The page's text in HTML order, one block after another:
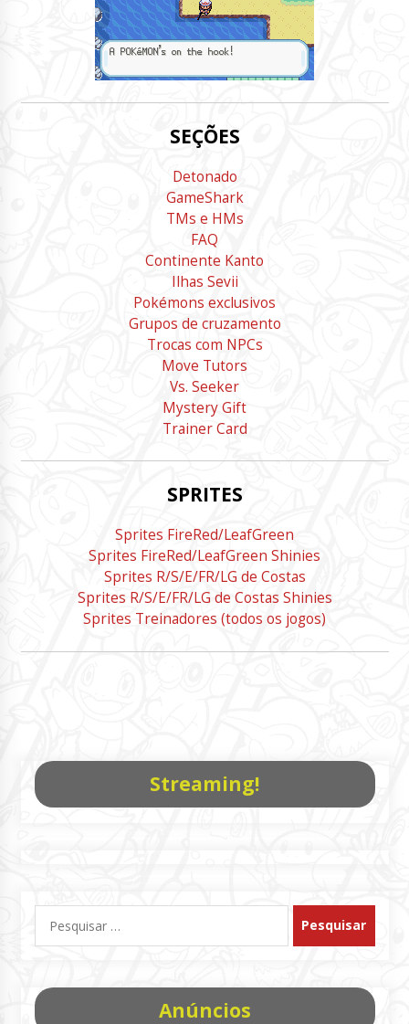
SEÇÕES
Detonado
GameShark
TMs e HMs
FAQ
Continente Kanto
Ilhas Sevii
Pokémons exclusivos
Grupos de cruzamento
Trocas com NPCs
Move Tutors
Vs. Seeker
Mystery Gift
Trainer Card
SPRITES
Sprites FireRed/LeafGreen
Sprites FireRed/LeafGreen Shinies
Sprites R/S/E/FR/LG de Costas
Sprites R/S/E/FR/LG de Costas Shinies
Sprites Treinadores (todos os jogos)
Streaming!
por:
Anúncios